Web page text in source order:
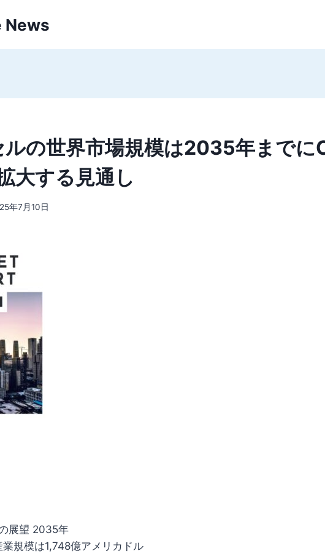
News
ルの世界市場規模は2035年までに
大する見通し
年7月10日
展望 2035年
規模は1,748億アメリカドル